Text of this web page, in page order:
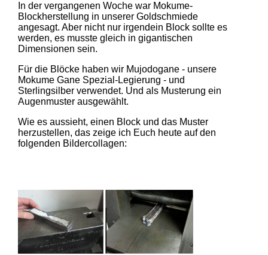
In der vergangenen Woche war Mokume-
Blockherstellung in unserer Goldschmiede
angesagt. Aber nicht nur irgendein Block sollte es
werden, es musste gleich in gigantischen
Dimensionen sein.
Für die Blöcke haben wir Mujodogane - unsere
Mokume Gane Spezial-Legierung - und
Sterlingsilber verwendet. Und als Musterung ein
Augenmuster ausgewählt.
Wie es aussieht, einen Block und das Muster
herzustellen, das zeige ich Euch heute auf den
folgenden Bildercollagen: